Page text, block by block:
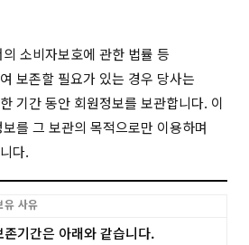
소비자보호에 관한 법률 등
보존할 필요가 있는 경우 당사는
기간 동안 회원정보를 보관합니다. 이
를 그 보관의 목적으로만 이용하며
다.
유 사유
기간은 아래와 같습니다.